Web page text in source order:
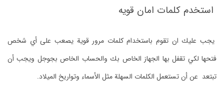
استخدم كلمات امان قويه
يجب عليك ان تقوم باستخدام كلمات مرور قوية يصعب على أي شخص
فتحها لكي تقفل بها الجهاز الخاص بك والحساب الخاص بجوجل ويجب أن
تبتعد عن أن تستعمل الكلمات السهلة مثل الأسماء وتواريخ الميلاد.